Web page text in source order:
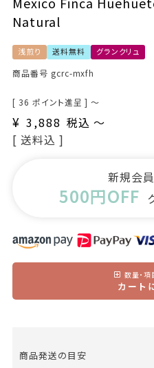
Natural
浅煎り 送料無料 グランクリュ
商品番号 gcrc-mxfh
[ 36 ポイント進呈 ] 〜
¥ 3,888 税込 〜
送料込
新規会
500円OFF
数量・項
カート
商品発送の目安